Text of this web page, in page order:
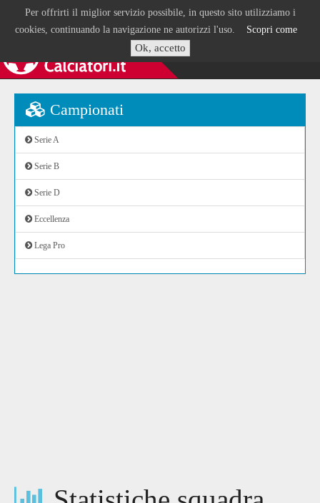
Per offrirti il miglior servizio possibile, in questo sito utilizziamo i
cookies, continuando la navigazione ne autorizzi l'uso. Scopri come
Ok, accetto
Campionati
Serie A
Serie B
Serie D
Eccellenza
Lega Pro